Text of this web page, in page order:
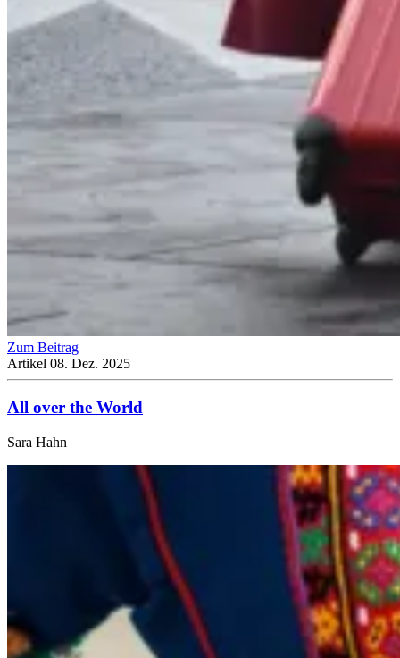
Zum Beitrag
Artikel 08. Dez. 2025
All over the World
Sara Hahn